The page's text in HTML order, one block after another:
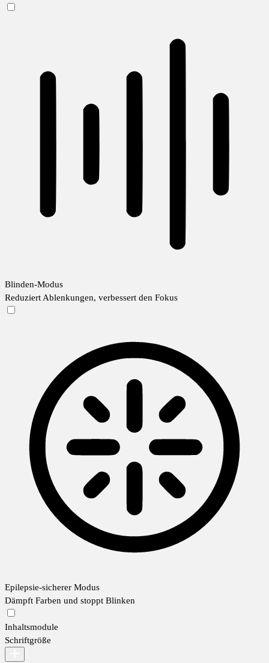
Blinden-Modus
Reduziert Ablenkungen, verbessert den Fokus
Epilepsie-sicherer Modus
Dämpft Farben und stoppt Blinken
Inhaltsmodule
Schriftgröße